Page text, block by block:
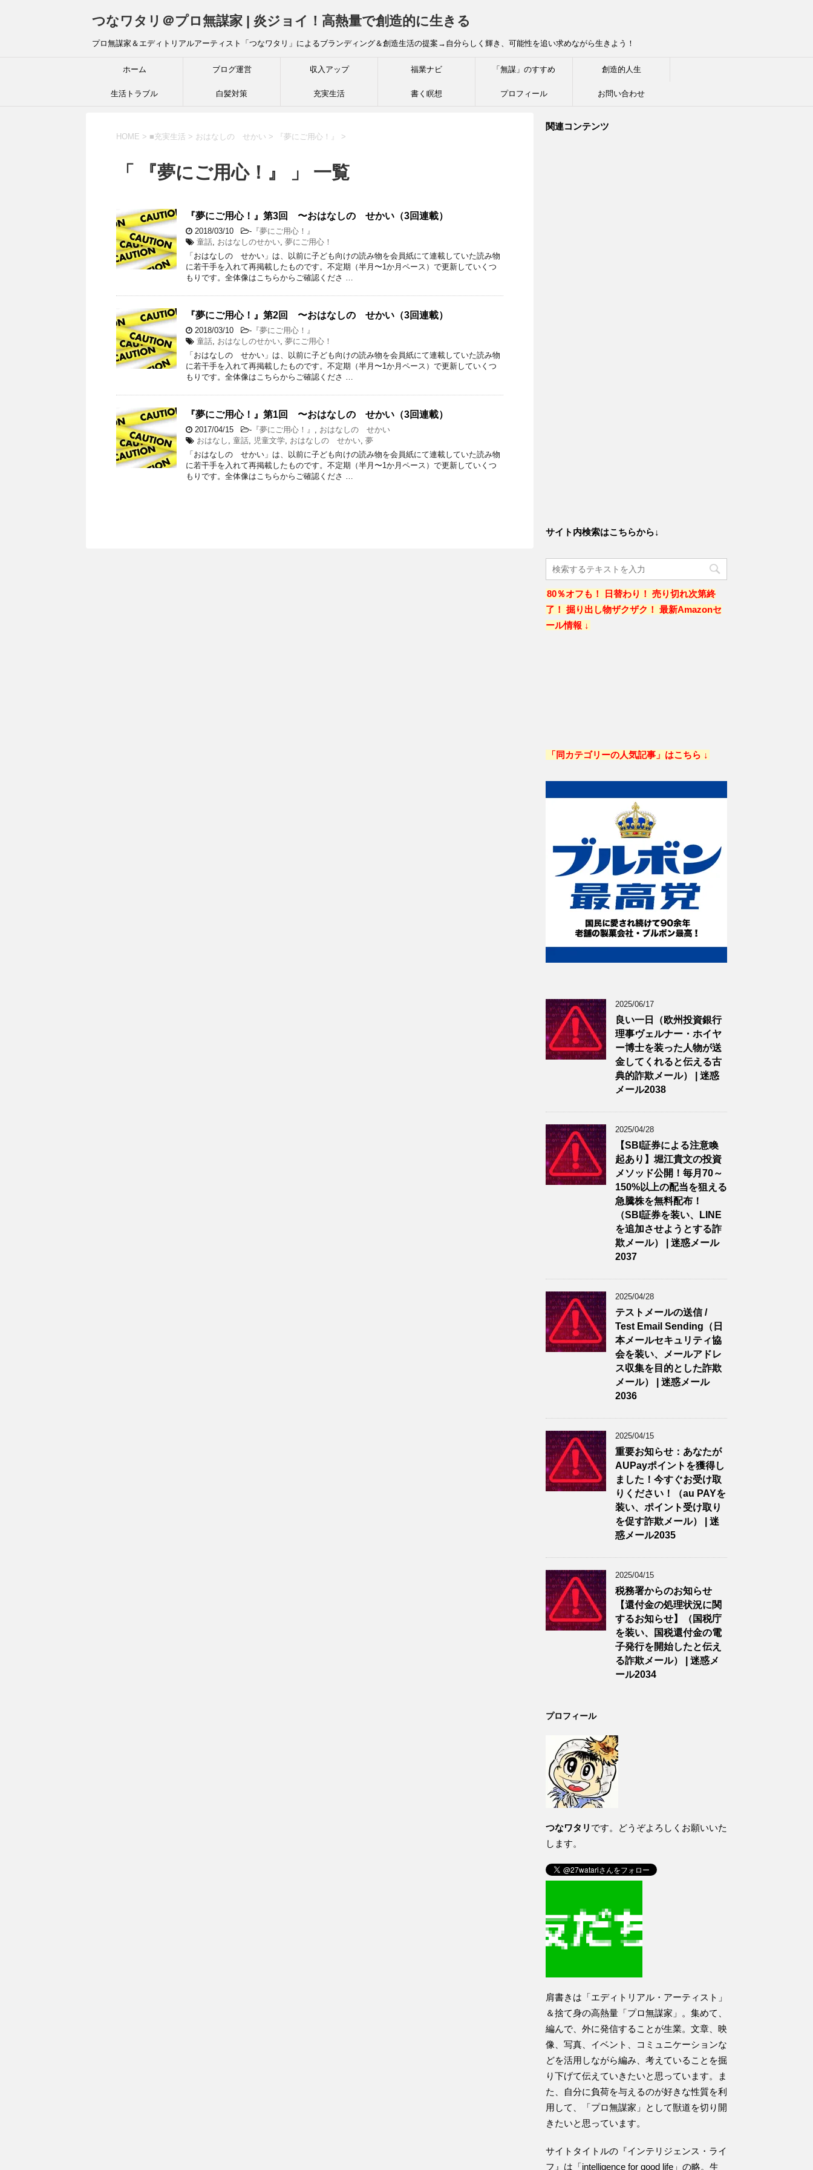
つなワタリ＠プロ無謀家 | 炎ジョイ！高熱量で創造的に生きる
プロ無謀家＆エディトリアルアーティスト「つなワタリ」によるブランディング＆創造生活の提案→自分らしく輝き、可能性を追い求めながら生きよう！
ホーム ブログ運営 収入アップ 福業ナビ 「無謀」のすすめ 創造的人生
生活トラブル 白髪対策 充実生活 書く瞑想 プロフィール お問い合わせ
HOME > ■充実生活 > おはなしの せかい > 『夢にご用心！』 >
「 『夢にご用心！』 」 一覧
『夢にご用心！』第3回 〜おはなしの せかい（3回連載）
2018/03/10 - 『夢にご用心！』
童話, おはなしのせかい, 夢にご用心！
「おはなしの せかい」は、以前に子ども向けの読み物を会員紙にて連載していた読み物
に若干手を入れて再掲載したものです。不定期（半月〜1か月ペース）で更新していくつ
もりです。全体像はこちらからご確認くださ …
『夢にご用心！』第2回 〜おはなしの せかい（3回連載）
2018/03/10 - 『夢にご用心！』
童話, おはなしのせかい, 夢にご用心！
「おはなしの せかい」は、以前に子ども向けの読み物を会員紙にて連載していた読み物
に若干手を入れて再掲載したものです。不定期（半月〜1か月ペース）で更新していくつ
もりです。全体像はこちらからご確認くださ …
『夢にご用心！』第1回 〜おはなしの せかい（3回連載）
2017/04/15 - 『夢にご用心！』 , おはなしの せかい
おはなし , 童話, 児童文学, おはなしの せかい, 夢
「おはなしの せかい」は、以前に子ども向けの読み物を会員紙にて連載していた読み物
に若干手を入れて再掲載したものです。不定期（半月〜1か月ペース）で更新していくつ
もりです。全体像はこちらからご確認くださ …
関連コンテンツ
サイト内検索はこちらから↓
80％オフも！ 日替わり！ 売り切れ次第終
了！ 掘り出し物ザクザク！ 最新Amazonセ
ール情報 ↓
「同カテゴリーの人気記事」はこちら ↓
2025/06/17
良い一日（欧州投資銀行
理事ヴェルナー・ホイヤ
ー博士を装った人物が送
金してくれると伝える古
典的詐欺メール） | 迷惑
メール2038
2025/04/28
【SBI証券による注意喚
起あり】堀江貴文の投資
メソッド公開！毎月70～
150%以上の配当を狙える
急騰株を無料配布！
（SBI証券を装い、LINE
を追加させようとする詐
欺メール） | 迷惑メール
2037
2025/04/28
テストメールの送信 /
Test Email Sending（日
本メールセキュリティ協
会を装い、メールアドレ
ス収集を目的とした詐欺
メール） | 迷惑メール
2036
2025/04/15
重要お知らせ：あなたが
AUPayポイントを獲得し
ました！今すぐお受け取
りください！（au PAYを
装い、ポイント受け取り
を促す詐欺メール） | 迷
惑メール2035
2025/04/15
税務署からのお知らせ
【還付金の処理状況に関
するお知らせ】（国税庁
を装い、国税還付金の電
子発行を開始したと伝え
る詐欺メール） | 迷惑メ
ール2034
プロフィール
つなワタリ です。どうぞよろしくお願いいた
します。
肩書きは「エディトリアル・アーティスト」
＆捨て身の高熱量「プロ無謀家」。集めて、
編んで、外に発信することが生業。文章、映
像、写真、イベント、コミュニケーションな
どを活用しながら編み、考えていることを掘
り下げて伝えていきたいと思っています。ま
た、自分に負荷を与えるのが好きな性質を利
用して、「プロ無謀家」として獣道を切り開
きたいと思っています。
サイトタイトルの『インテリジェンス・ライ
フ』は「intelligence for good life」の略。生